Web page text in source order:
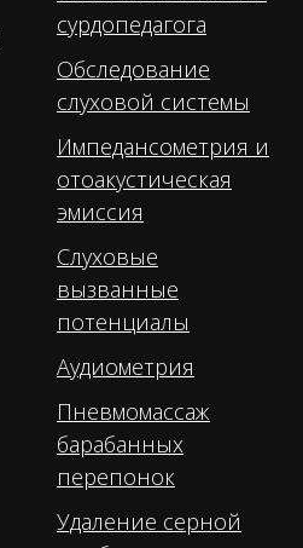
сурдопедагога
Обследование
слуховой системы
Импедансометрия и
отоакустическая
эмиссия
Слуховые
вызванные
потенциалы
Аудиометрия
Пневмомассаж
барабанных
перепонок
Удаление серной